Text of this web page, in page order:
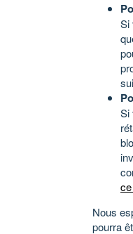
Si
Si
Nous
pourra